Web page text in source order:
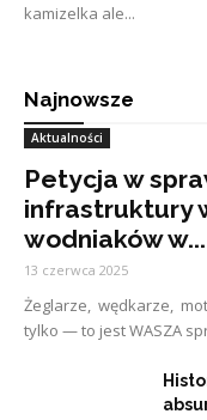
kamizelka ale...
Najnowsze
Aktualności
Petycja w
infrastruktury
wodniaków w...
13 czerwca 2025
Żeglarze, wędkarze,
tylko — to jest WASZA